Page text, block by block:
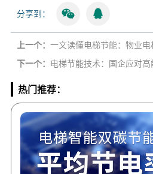
分享到：
上一个： 一文读懂电梯节能：物业
下一个： 电梯节能技术：国企应对
热门推荐：